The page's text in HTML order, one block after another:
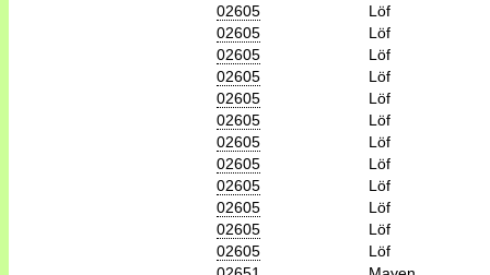
02605
Löf
02605
Löf
02605
Löf
02605
Löf
02605
Löf
02605
Löf
02605
Löf
02605
Löf
02605
Löf
02605
Löf
02605
Löf
02605
Löf